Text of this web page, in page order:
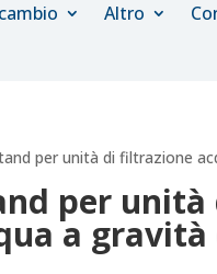
Altro
per unità di filtrazione
per
a